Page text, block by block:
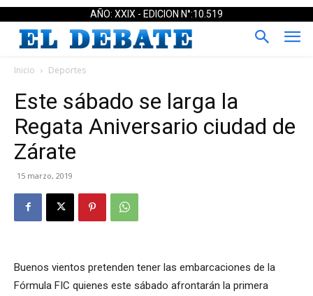
AÑO: XXIX - EDICION N°:10.519
Inicio Deportes
Este sábado se larga la
Regata Aniversario ciudad de
Zárate
15 marzo, 2019
Buenos vientos pretenden tener las embarcaciones de la
Fórmula FIC quienes este sábado afrontarán la primera